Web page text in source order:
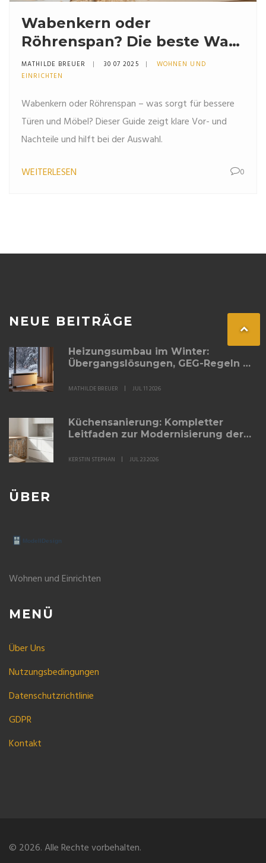
Wabenkern oder
Röhrenspan? Die beste Wahl
für Türen und Möbel im
Vergleich
MATHILDE BREUER 30 07 2025
WOHNEN UND
EINRICHTEN
Wabenkern oder Röhrenspan – was sorgt für bessere
Türen und Möbel? Dieser Guide zeigt klare Vor- und
Nachteile und hilft bei der Auswahl.
WEITERLESEN 0
NEUE BEITRÄGE
Heizungsumbau im Winter:
Übergangslösungen, GEG-Regeln &
MATHILDE BREUER JUL 11 2026
Küchensanierung: Kompletter
Leitfaden zur Modernisierung der
KERSTIN STEPHAN JUL 23 2026
ÜBER
Wohnen und Einrichten
MENÜ
Über Uns
Nutzungsbedingungen
Datenschutzrichtlinie
GDPR
Kontakt
© 2026. Alle Rechte vorbehalten.